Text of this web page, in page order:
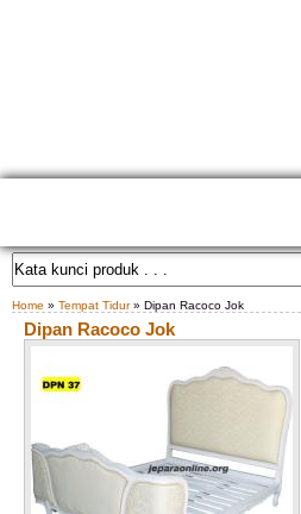
Home » Tempat Tidur» Dipan Racoco Jok
Dipan Racoco Jok